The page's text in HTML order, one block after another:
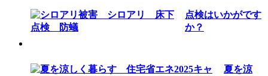
点検はいかがです
か？
夏を涼